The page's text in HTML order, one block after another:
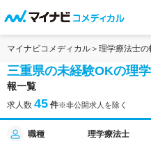
マイナビコメディカル 理学療法士の
三重県の未経験OKの理
報一覧
求人数 45 件※非公開求人を除く
職種 理学療法士